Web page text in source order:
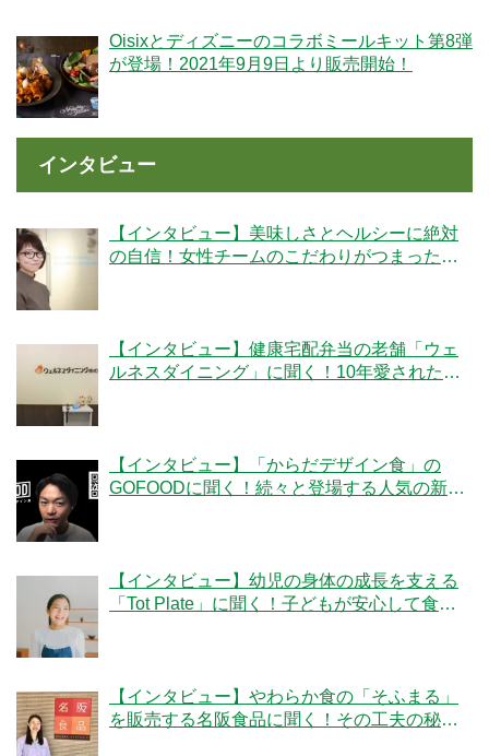
Oisixとディズニーのコラボミールキット第8弾
が登場！2021年9月9日より販売開始！
インタビュー
【インタビュー】美味しさとヘルシーに絶対
の自信！女性チームのこだわりがつまった
【インタビュー】健康宅配弁当の老舗「ウェ
ルネスダイニング」に聞く！10年愛された秘
【インタビュー】「からだデザイン食」の
GOFOODに聞く！続々と登場する人気の新メ
【インタビュー】幼児の身体の成長を支える
「Tot Plate」に聞く！子どもが安心して食べ
【インタビュー】やわらか食の「そふまる」
を販売する名阪食品に聞く！その工夫の秘密